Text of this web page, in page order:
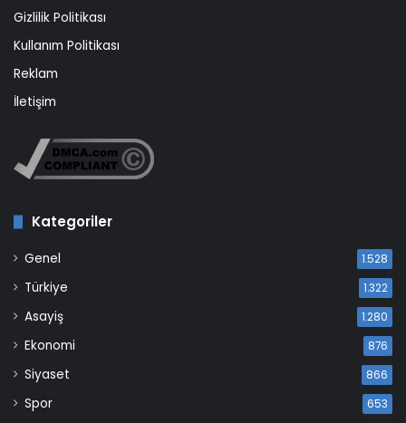
Gizlilik Politikası
Kullanım Politikası
Reklam
İletişim
Kategoriler
Genel 1.528
Türkiye 1.322
Asayiş 1.280
Ekonomi 876
Siyaset 866
Spor 653